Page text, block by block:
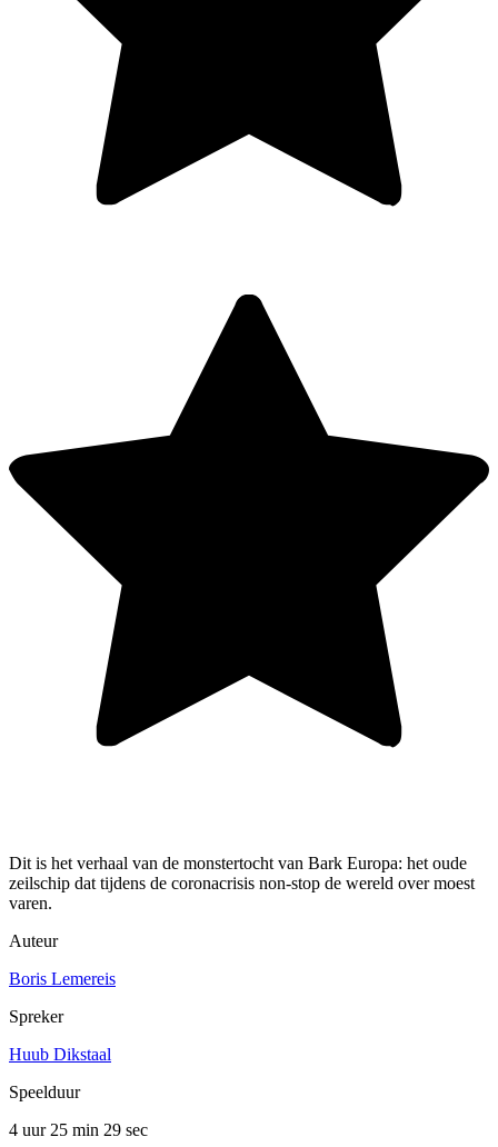
Dit is het verhaal van de monstertocht van Bark Europa: het oude
zeilschip dat tijdens de coronacrisis non-stop de wereld over moest
varen.
Auteur
Boris Lemereis
Spreker
Huub Dikstaal
Speelduur
4 uur 25 min 29 sec